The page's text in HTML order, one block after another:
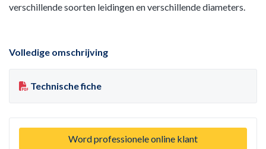
verschillende soorten leidingen en verschillende diameters.
Volledige omschrijving
Technische fiche
Word professionele online klant